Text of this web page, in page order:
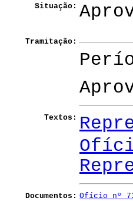
Situação:
Tramitação:
Textos:
Documentos: Ofício nº